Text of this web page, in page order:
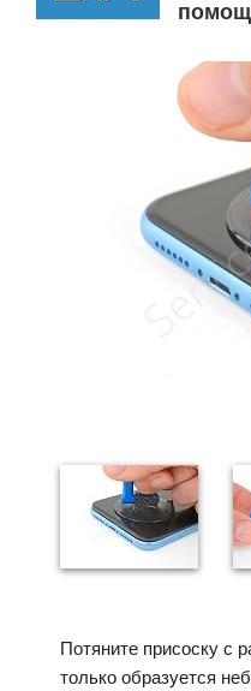
Потяните присоску с
только образуется